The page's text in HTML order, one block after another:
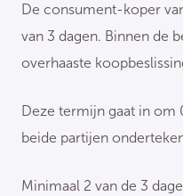
De consument-koper
van 3 dagen. Binnen de
overhaaste
Deze termijn gaat in om
beide partijen
Minimaal 2 van de 3